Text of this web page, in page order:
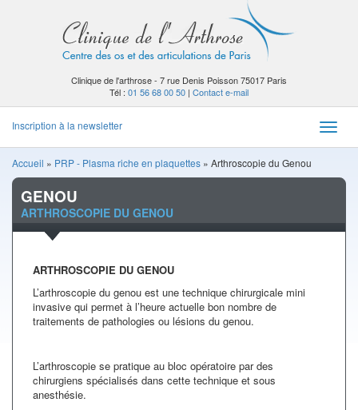
Clinique de l'arthrose - 7 rue Denis Poisson 75017 Paris
Tél : 01 56 68 00 50 | Contact e-mail
Inscription à la newsletter
Toggle
Accueil » PRP - Plasma riche en plaquettes » Arthroscopie du Genou
GENOU
ARTHROSCOPIE DU GENOU
ARTHROSCOPIE DU GENOU
L’arthroscopie du genou est une technique chirurgicale mini
invasive qui permet à l’heure actuelle bon nombre de
traitements de pathologies ou lésions du genou.
L’arthroscopie se pratique au bloc opératoire par des
chirurgiens spécialisés dans cette technique et sous
anesthésie.